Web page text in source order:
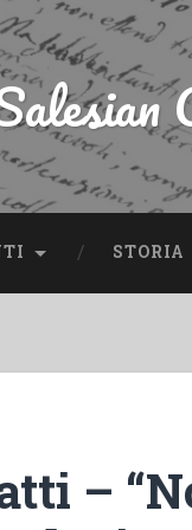
STORIA
–